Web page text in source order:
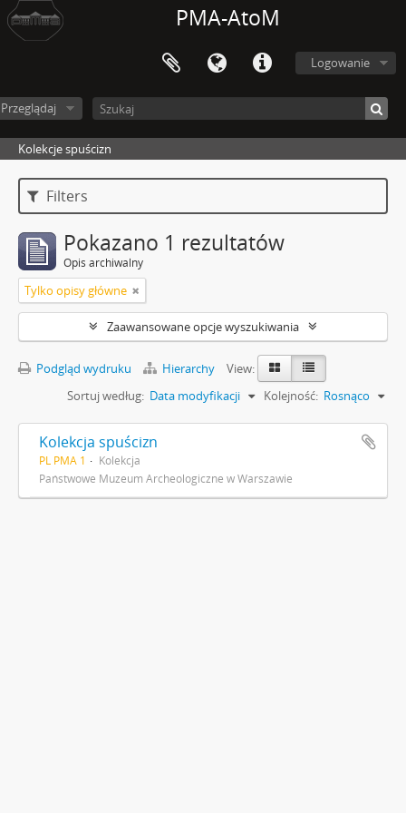
PMA-AtoM
Logowanie
Przeglądaj
Kolekcje spuścizn
Filters
Pokazano 1 rezultatów
Opis archiwalny
Tylko opisy główne
Zaawansowane opcje wyszukiwania
Podgląd wydruku Hierarchy
View:
Sortuj według: Data modyfikacji Kolejność: Rosnąco
Kolekcja spuścizn
PL PMA 1
Kolekcja
Państwowe Muzeum Archeologiczne w Warszawie